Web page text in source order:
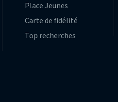
Place Jeunes
Carte de fidélité
Top recherches